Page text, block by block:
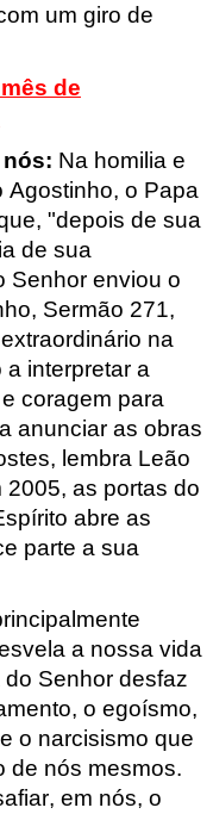
um giro de
de
Na homilia e
Agostinho, o Papa
"depois de sua
de sua
Senhor enviou o
Sermão 271,
na
interpretar a
coragem para
anunciar as obras
lembra Leão
as portas do
abre as
parte a sua
a nossa vida
Senhor desfaz
o egoísmo,
o narcisismo que
de nós mesmos.
em nós, o